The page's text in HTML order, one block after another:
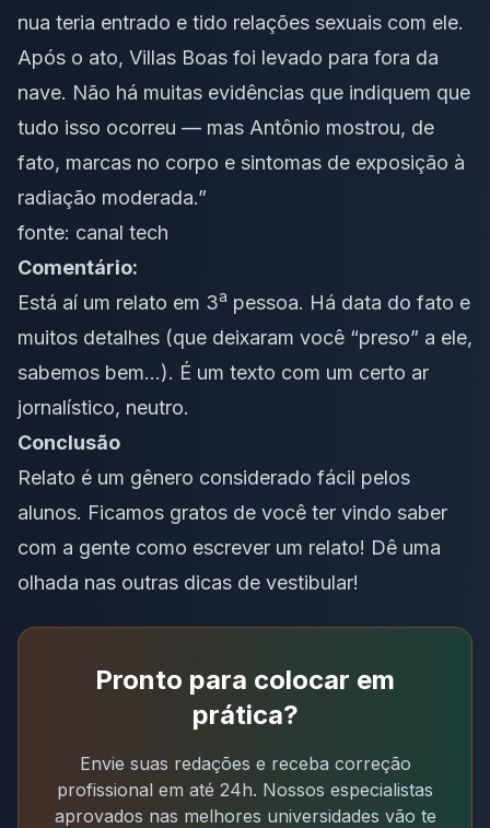
nua teria entrado e tido relações sexuais com ele.
Após o ato, Villas Boas foi levado para fora da
nave. Não há muitas evidências que indiquem que
tudo isso ocorreu — mas Antônio mostrou, de
fato, marcas no corpo e sintomas de exposição à
radiação moderada.”
fonte: canal tech
Comentário:
Está aí um relato em 3a pessoa. Há data do fato e
muitos detalhes (que deixaram você “preso” a ele,
sabemos bem…). É um texto com um certo ar
jornalístico, neutro.
Conclusão
Relato é um gênero considerado fácil pelos
alunos. Ficamos gratos de você ter vindo saber
com a gente como escrever um relato! Dê uma
olhada nas outras dicas de vestibular!
Pronto para colocar em
prática?
Envie suas redações e receba correção
profissional em até 24h. Nossos especialistas
aprovados nas melhores universidades vão te